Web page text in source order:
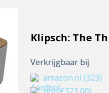
Klipsch: The
Verkrijgbaar bij
amazon.nl (323)